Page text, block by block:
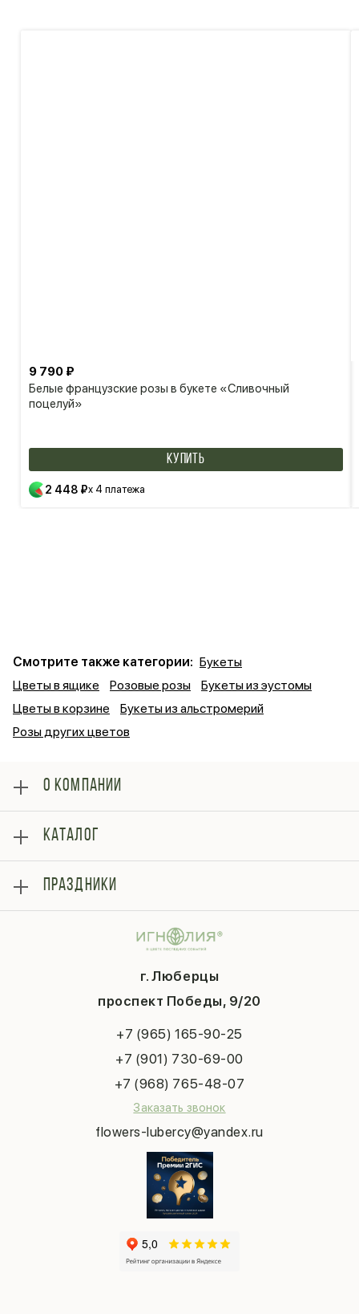
Белые французские розы в букете «Сливочный
поцелуй»
9 790 ₽
КУПИТЬ
2 448 ₽x 4 платежа
Смотрите также категории: Букеты
Цветы в ящике
Розовые розы
Букеты из эустомы
Цветы в корзине
Букеты из альстромерий
Розы других цветов
г. Люберцы
проспект Победы, 9/20
+7 (965) 165-90-25
+7 (901) 730-69-00
+7 (968) 765-48-07
Заказать звонок
flowers-lubercy@yandex.ru
О КОМПАНИИ
Оплата
Отзывы
Блог
Гарантии
Контакты
Публичная оферта
КАТАЛОГ
Букеты
Композиции
ПРАЗДНИКИ
Последний звонок